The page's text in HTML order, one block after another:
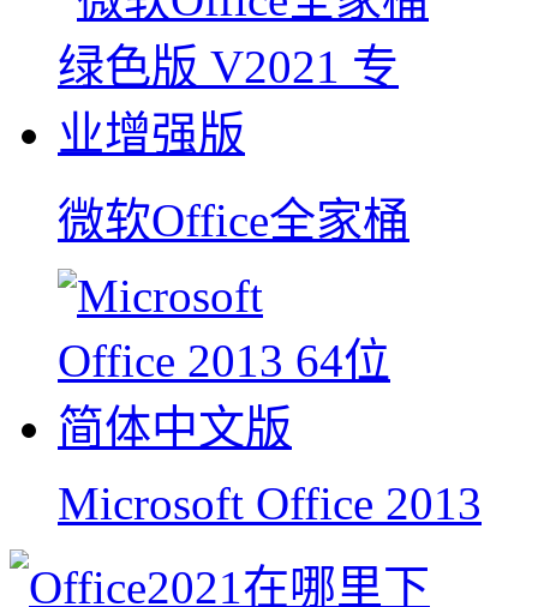
微软Office全家桶
Microsoft Office 2013